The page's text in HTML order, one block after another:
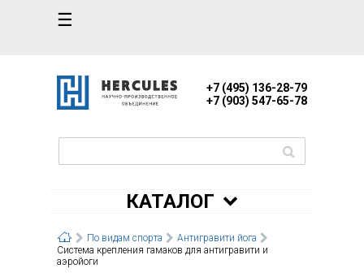
☰
+7 (495) 136-28-79
+7 (903) 547-65-78
КАТАЛОГ
По видам спорта
Антигравити йога
Система крепления гамаков для антигравити и
аэройоги